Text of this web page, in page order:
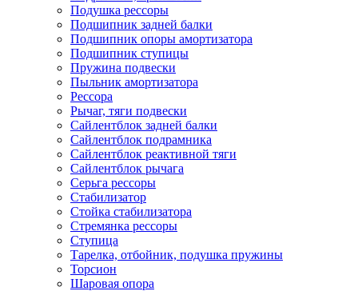
Подушка рессоры
Подшипник задней балки
Подшипник опоры амортизатора
Подшипник ступицы
Пружина подвески
Пыльник амортизатора
Рессора
Рычаг, тяги подвески
Сайлентблок задней балки
Сайлентблок подрамника
Сайлентблок реактивной тяги
Сайлентблок рычага
Серьга рессоры
Стабилизатор
Стойка стабилизатора
Стремянка рессоры
Ступица
Тарелка, отбойник, подушка пружины
Торсион
Шаровая опора